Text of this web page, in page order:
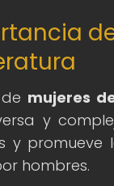
mujeres
y
y
hombres.